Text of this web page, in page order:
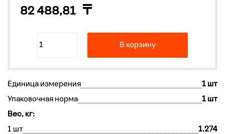
82 488,81
В корзину
Единица измерения
1 шт
Упаковочная норма
1 шт
Вес, кг:
1 шт
1.274